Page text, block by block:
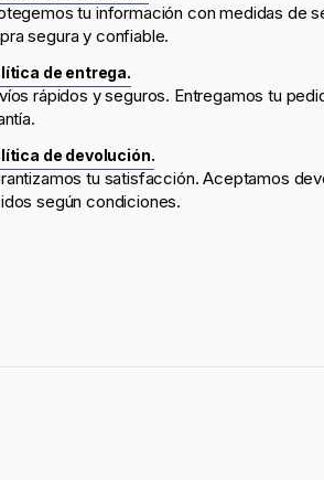
tu información con medidas de
segura y confiable.
de entrega.
rápidos y seguros. Entregamos tu
de devolución.
tu satisfacción. Aceptamos
según condiciones.